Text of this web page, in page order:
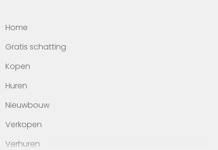
Home
Gratis schatting
Kopen
Huren
Nieuwbouw
Verkopen
Verhuren